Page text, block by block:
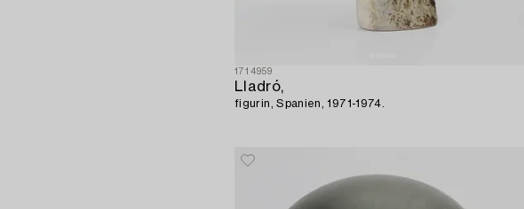
1714959
Lladró,
figurin, Spanien, 1971-1974.